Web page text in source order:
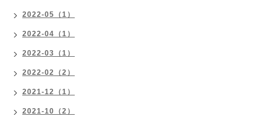
2022-05（1）
2022-04（1）
2022-03（1）
2022-02（2）
2021-12（1）
2021-10（2）